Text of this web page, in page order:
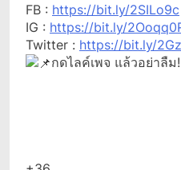
FB : https://bit.ly/2SILo9c
IG : https://bit.ly/
Twitter : https://bit.ly/
กดไลค์เพจ แล้วอย่าลื